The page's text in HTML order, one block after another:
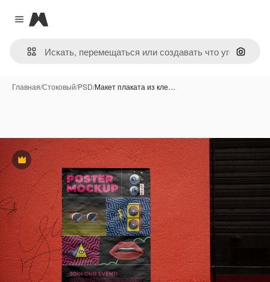
Close menu
Magnific
Поиск
Главная/Стоковый/PSD/Макет плаката из кле…
Премиум